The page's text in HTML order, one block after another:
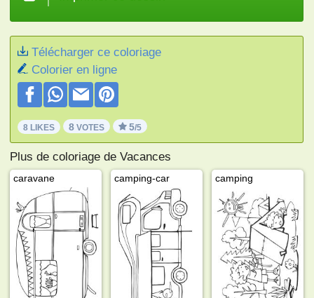
Télécharger ce coloriage
Colorier en ligne
8 LIKES 8 VOTES 5/5
Plus de coloriage de Vacances
caravane camping-car camping